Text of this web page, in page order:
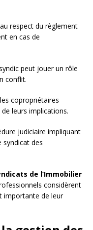
respect du règlement
en cas de
peut jouer un rôle
conflit.
copropriétaires
leurs implications.
judiciaire impliquant
syndicat des
de l’Immobilier
considèrent
importante de leur